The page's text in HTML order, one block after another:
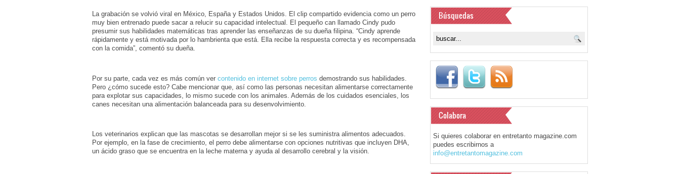
La grabación se volvió viral en México, España y Estados Unidos. El clip compartido evidencia como un perro
muy bien entrenado puede sacar a relucir su capacidad intelectual. El pequeño can llamado Cindy pudo
presumir sus habilidades matemáticas tras aprender las enseñanzas de su dueña filipina. “Cindy aprende
rápidamente y está motivada por lo hambrienta que está. Ella recibe la respuesta correcta y es recompensada
con la comida”, comentó su dueña.
Por su parte, cada vez es más común ver contenido en internet sobre perros demostrando sus habilidades.
Pero ¿cómo sucede esto? Cabe mencionar que, así como las personas necesitan alimentarse correctamente
para explotar sus capacidades, lo mismo sucede con los animales. Además de los cuidados esenciales, los
canes necesitan una alimentación balanceada para su desenvolvimiento.
Los veterinarios explican que las mascotas se desarrollan mejor si se les suministra alimentos adecuados.
Por ejemplo, en la fase de crecimiento, el perro debe alimentarse con opciones nutritivas que incluyen DHA,
un ácido graso que se encuentra en la leche materna y ayuda al desarrollo cerebral y la visión.
Búsquedas
Colabora
Si quieres colaborar en entretanto magazine.com
puedes escribirnos a
info@entretantomagazine.com